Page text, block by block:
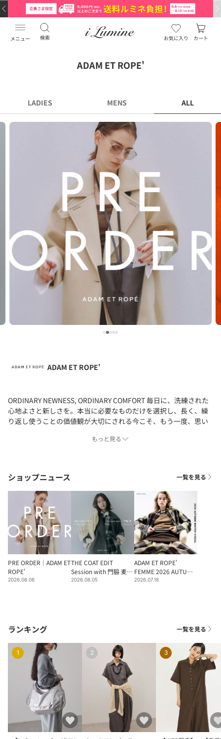
メニュー 検索 お気に入り カート
ADAM ET ROPE'
LADIES MENS ALL
ADAM ET ROPE'
ORDINARY NEWNESS, ORDINARY COMFORT 毎日に、洗練された
心地よさと新しさを。本当に必要なものだけを選択し、長く、繰
り返し使うことの価値観が大切にされる今こそ、もう一度、思い
ルさ、スタイリッシュさと、手の温もりや、心地よさが共存した
されていく自分を楽しむこと。ADAM ET ROPEは、毎日に、洗練
された心地よさと新しさを提案します。
もっと見る
ショップニュース 一覧を見る
PRE ORDER｜ADAM ET
ROPE'
2026.08.06
THE COAT EDIT
Session with 門脇 麦｜
ADAM ET ROPE'
2026.08.05
ADAM ET ROPE'
FEMME 2026 AUTUMN
& WINTER
2026.07.18
ランキング 一覧を見る
1 2 3